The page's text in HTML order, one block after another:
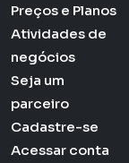
Preços e Planos
Atividades de
negócios
Seja um
parceiro
Cadastre-se
Acessar conta